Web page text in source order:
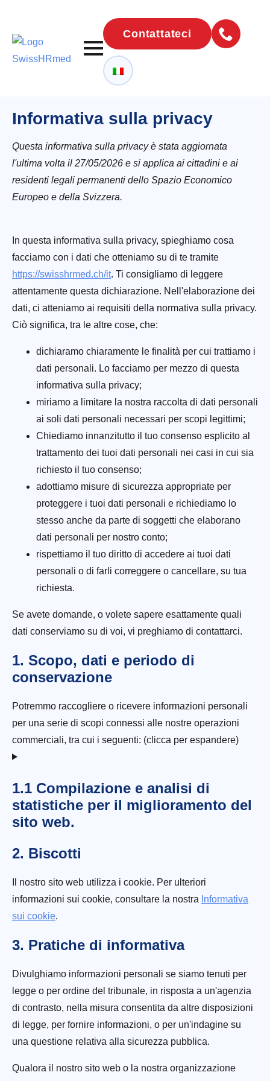
Contattateci
Informativa sulla privacy
Questa informativa sulla privacy è stata aggiornata
l'ultima volta il 27/05/2026 e si applica ai cittadini e ai
residenti legali permanenti dello Spazio Economico
Europeo e della Svizzera.
In questa informativa sulla privacy, spieghiamo cosa
facciamo con i dati che otteniamo su di te tramite
https://swisshrmed.ch/it. Ti consigliamo di leggere
attentamente questa dichiarazione. Nell'elaborazione dei
dati, ci atteniamo ai requisiti della normativa sulla privacy.
Ciò significa, tra le altre cose, che:
dichiaramo chiaramente le finalità per cui trattiamo i
dati personali. Lo facciamo per mezzo di questa
informativa sulla privacy;
miriamo a limitare la nostra raccolta di dati personali
ai soli dati personali necessari per scopi legittimi;
Chiediamo innanzitutto il tuo consenso esplicito al
trattamento dei tuoi dati personali nei casi in cui sia
richiesto il tuo consenso;
adottiamo misure di sicurezza appropriate per
proteggere i tuoi dati personali e richiediamo lo
stesso anche da parte di soggetti che elaborano
dati personali per nostro conto;
rispettiamo il tuo diritto di accedere ai tuoi dati
personali o di farli correggere o cancellare, su tua
richiesta.
Se avete domande, o volete sapere esattamente quali
dati conserviamo su di voi, vi preghiamo di contattarci.
1. Scopo, dati e periodo di
conservazione
Potremmo raccogliere o ricevere informazioni personali
per una serie di scopi connessi alle nostre operazioni
commerciali, tra cui i seguenti: (clicca per espandere)
1.1 Compilazione e analisi di
statistiche per il miglioramento del
sito web.
2. Biscotti
Il nostro sito web utilizza i cookie. Per ulteriori
informazioni sui cookie, consultare la nostra Informativa
sui cookie.
3. Pratiche di informativa
Divulghiamo informazioni personali se siamo tenuti per
legge o per ordine del tribunale, in risposta a un'agenzia
di contrasto, nella misura consentita da altre disposizioni
di legge, per fornire informazioni, o per un'indagine su
una questione relativa alla sicurezza pubblica.
Qualora il nostro sito web o la nostra organizzazione